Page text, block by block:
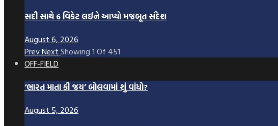
સદી સાથે 6 વિકેટ લઈને આપ્યો મજબૂત સંદેશ
August 6, 2026
PrevNext Showing 1 Of 451
OFF-FIELD
‘ભારત માતા કી જય’ બોલવામાં શું વાંધો?
August 5, 2026